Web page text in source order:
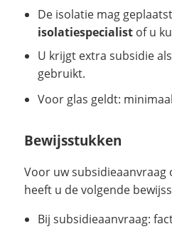
De isolatie mag
isolatiespecialist of u
U krijgt extra subsidie
gebruikt.
Voor glas geldt:
Bewijsstukken
Voor uw
heeft u de volgende
Bij subsidieaanvraag: